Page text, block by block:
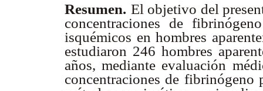
Resumen. El objetivo del
concentraciones de
isquémicos en hombres
estudiaron 246 hombres
años, mediante evaluación
concentraciones de